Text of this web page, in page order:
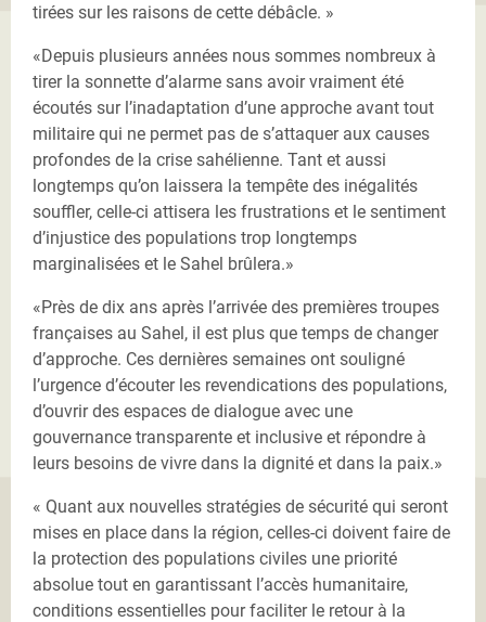
tirées sur les raisons de cette débâcle. »
«Depuis plusieurs années nous sommes nombreux à
tirer la sonnette d’alarme sans avoir vraiment été
écoutés sur l’inadaptation d’une approche avant tout
militaire qui ne permet pas de s’attaquer aux causes
profondes de la crise sahélienne. Tant et aussi
longtemps qu’on laissera la tempête des inégalités
souffler, celle-ci attisera les frustrations et le sentiment
d’injustice des populations trop longtemps
marginalisées et le Sahel brûlera.»
«Près de dix ans après l’arrivée des premières troupes
françaises au Sahel, il est plus que temps de changer
d’approche. Ces dernières semaines ont souligné
l’urgence d’écouter les revendications des populations,
d’ouvrir des espaces de dialogue avec une
gouvernance transparente et inclusive et répondre à
leurs besoins de vivre dans la dignité et dans la paix.»
« Quant aux nouvelles stratégies de sécurité qui seront
mises en place dans la région, celles-ci doivent faire de
la protection des populations civiles une priorité
absolue tout en garantissant l’accès humanitaire,
conditions essentielles pour faciliter le retour à la